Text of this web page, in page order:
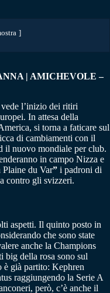
| AMICHEVOLE –
l’inizio dei ritiri
In attesa della
si torna a faticare sul
di cambiamenti con il
il nuovo mondiale per club.
in campo Nizza e
Plaine du Var” i padroni di
contro gli svizzeri.
aspetti. Il quinto posto in
che sono state
anche la Champions
big della rosa sono sul
è già partito: Kephren
raggiungendo la Serie A
però, c’è anche il